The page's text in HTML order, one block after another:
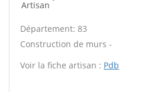
Artisan
Département: 83
Construction de murs -
Voir la fiche artisan : Pdb